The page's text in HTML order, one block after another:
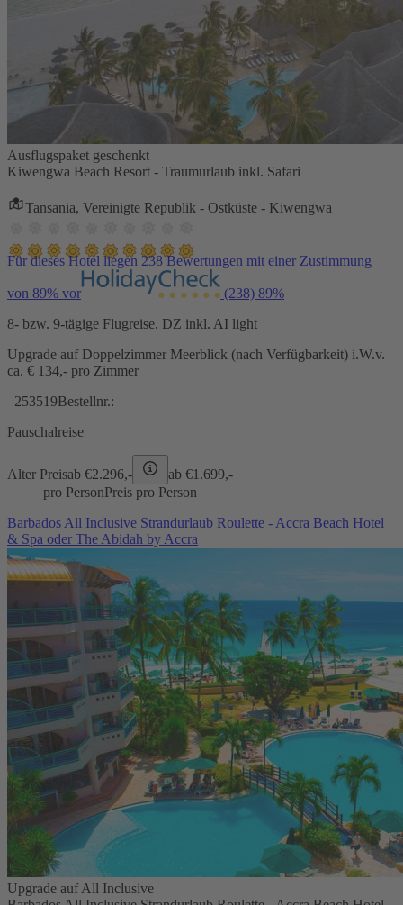
Ausflugspaket geschenkt
Kiwengwa Beach Resort - Traumurlaub inkl. Safari
Tansania, Vereinigte Republik - Ostküste - Kiwengwa
Für dieses Hotel liegen 238 Bewertungen mit einer Zustimmung
von 89% vor (238) 89%
8- bzw. 9-tägige Flugreise, DZ inkl. AI light
Upgrade auf Doppelzimmer Meerblick (nach Verfügbarkeit) i.W.v.
ca. € 134,- pro Zimmer
253519Bestellnr.:
Pauschalreise
Alter Preisab €2.296,- ab €1.699,-
pro PersonPreis pro Person
Barbados All Inclusive Strandurlaub Roulette - Accra Beach Hotel
& Spa oder The Abidah by Accra
Upgrade auf All Inclusive